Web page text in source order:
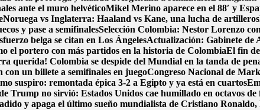
ante el muro helvéticoMikel Merino aparece en el 88′ y
Noruega vs Inglaterra: Haaland vs Kane, una lucha de artilleros
y pase a semifinalesSelección Colombia: Nestor Lorenzo
belga se citan en Los ÁngelesActualización: Gabinete de
el portero con más partidos en la historia de ColombiaEl fin
querida! Colombia se despide del Mundial en la tanda de
con un billete a semifinales en juegoCongreso Nacional de
suspiro: remontada épica 3-2 a Egipto y ya está en cuartos
Trump no sirvió: Estados Unidos cae humillado en octavos de
y apaga el último sueño mundialista de Cristiano Ronaldo,